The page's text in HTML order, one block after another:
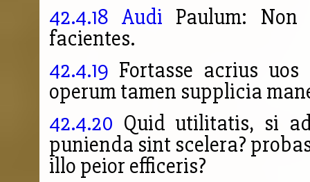
42.4.18 Audi Paulum:
facientes.
42.4.19 Fortasse acrius
operum tamen supplicia
42.4.20 Quid utilitatis, si
punienda sint scelera?
illo peior efficeris?